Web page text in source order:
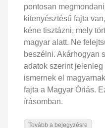
pontosan
kitenyésztésű fajta
kéne tisztázni, mely
magyar alatt. Ne
beszélni. Akárhogyan
adatok szerint
ismernek el
fajta a Magyar Óriás.
írásomban.
Tovább a bejegyzésre